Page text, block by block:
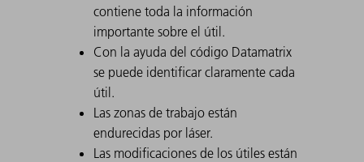
contiene toda la información
importante sobre el útil.
Con la ayuda del código Datamatrix
se puede identificar claramente cada
útil.
Las zonas de trabajo están
endurecidas por láser.
Las modificaciones de los útiles están